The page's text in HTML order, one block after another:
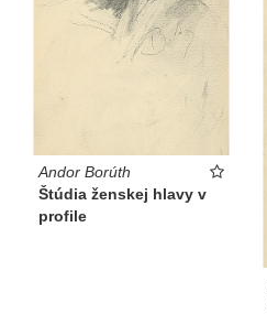
Andor Borúth
Štúdia ženskej hlavy v
profile